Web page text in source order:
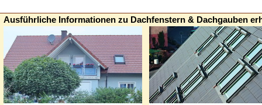
Ausführliche Informationen zu Dachfenstern & Dachgauben